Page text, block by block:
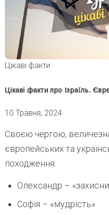
Цікаві факти
Цікаві факти про Ізраїль.
10 Травня, 2024
Своєю чергою,
європейських та
походження:
Олександр –
Софія – «мудрість»